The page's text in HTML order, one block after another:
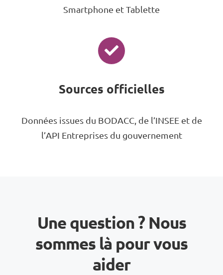
Smartphone et Tablette
Sources officielles
Données issues du BODACC, de l’INSEE et de
l’API Entreprises du gouvernement
Une question ? Nous
sommes là pour vous
aider